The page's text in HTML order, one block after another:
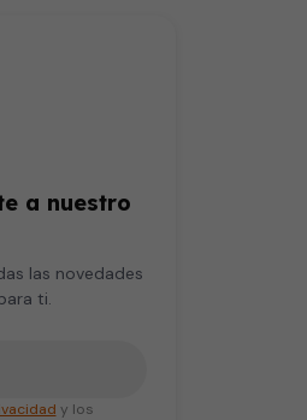
a nuestro
las novedades
ti.
y los